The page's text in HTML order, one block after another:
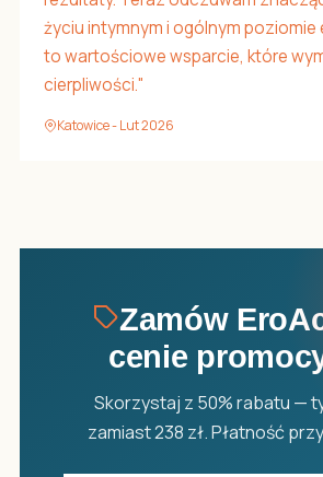
życiu intymnym i ogólnym poziomie
to wartościowe wsparcie, które
cierpliwości."
Katowice - Lut 2026
Zamów
cenie
Skorzystaj z 50% rabatu —
zamiast 238 zł. Płatność